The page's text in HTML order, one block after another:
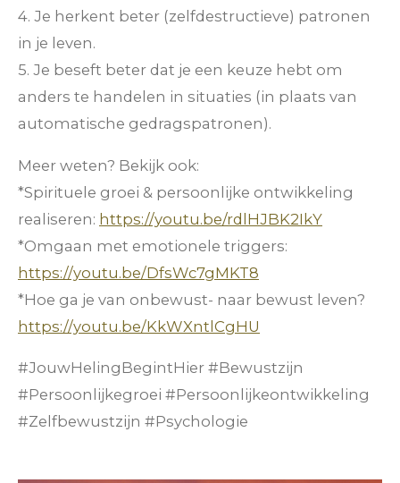
4. Je herkent beter (zelfdestructieve) patronen
in je leven.
5. Je beseft beter dat je een keuze hebt om
anders te handelen in situaties (in plaats van
automatische gedragspatronen).
Meer weten? Bekijk ook:
*Spirituele groei & persoonlijke ontwikkeling
realiseren: https://youtu.be/rdlHJBK2IkY
*Omgaan met emotionele triggers:
https://youtu.be/DfsWc7gMKT8
*Hoe ga je van onbewust- naar bewust leven?
https://youtu.be/KkWXntlCgHU
#JouwHelingBegintHier #Bewustzijn
#Persoonlijkegroei #Persoonlijkeontwikkeling
#Zelfbewustzijn #Psychologie